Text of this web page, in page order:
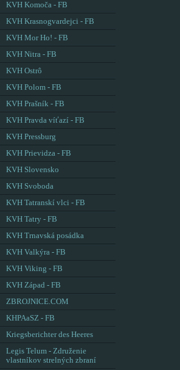
KVH Komoča - FB
KVH Krasnogvardejci - FB
KVH Mor Ho! - FB
KVH Nitra - FB
KVH Ostrô
KVH Polom - FB
KVH Prašník - FB
KVH Pravda víťazí - FB
KVH Pressburg
KVH Prievidza - FB
KVH Slovensko
KVH Svoboda
KVH Tatranskí vlci - FB
KVH Tatry - FB
KVH Trnavská posádka
KVH Valkýra - FB
KVH Viking - FB
KVH Západ - FB
ZBROJNICE.COM
KHPAaSZ - FB
Kriegsberichter des Heeres
Legis Telum - Združenie
vlastníkov strelných zbraní